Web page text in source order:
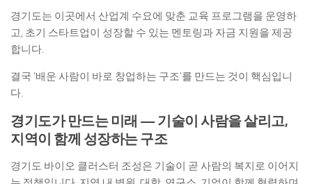
경기도는 이곳에서 산업계 수요에 맞춘 교육 프로그램을 운영하
고, 초기 스타트업이 성장할 수 있는 멘토링과 자금 지원을 제공
합니다.
결국 ‘배운 사람이 바로 창업하는 구조’를 만드는 것이 핵심입니
다.
경기도가 만드는 미래 — 기술이 사람을 살리고,
지역이 함께 성장하는 구조
경기도 바이오 클러스터 조성은 기술이 곧 사람의 복지로 이어지